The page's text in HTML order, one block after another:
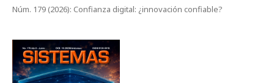
Núm. 179 (2026): Confianza digital: ¿innovación confiable?